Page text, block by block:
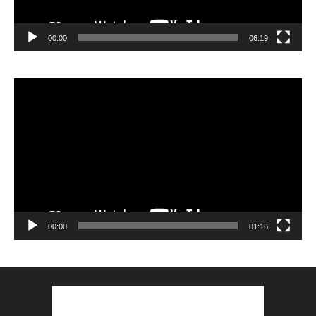
00:00 06:19
00:00 01:16